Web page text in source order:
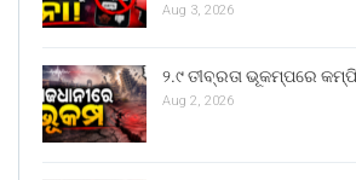
Aug 3, 2026
୨.୯ ତୀବ୍ରତା ଭୂକମ୍ପରେ
Aug 2, 2026